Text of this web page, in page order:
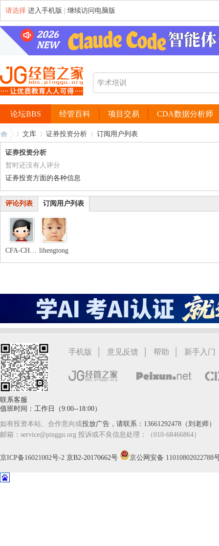
请选择 进入手机版 继续访问电脑版
经管百科 项目交易 CDA数据分析师
论坛BBS
经
之
›
文库
›
证券投资分析 订阅用户列表
证券投资分析
暂时还没有人评分
证券投资方面的各种信息
评论列表 订阅用户列表
CFA-CHRISNY lihengtong
手机版 | 意见反馈 | 帮助 | 新手入门
联系客服
值班时间：工作日（9:00--18:00）
如有投资本站、合作意向或投放广告，请联系：13661292478（刘老师）
邮箱：service@pinggu.org 投诉或不良信息处理：（010-68466864）
京ICP备16021002号-2 京B2-20170662号 京公网安备 11010802022788